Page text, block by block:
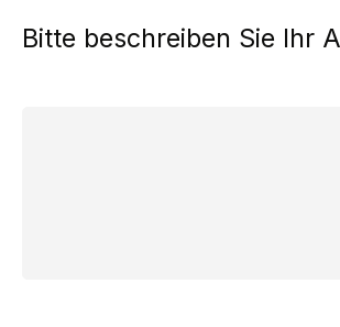
Bitte beschreiben Sie Ihr